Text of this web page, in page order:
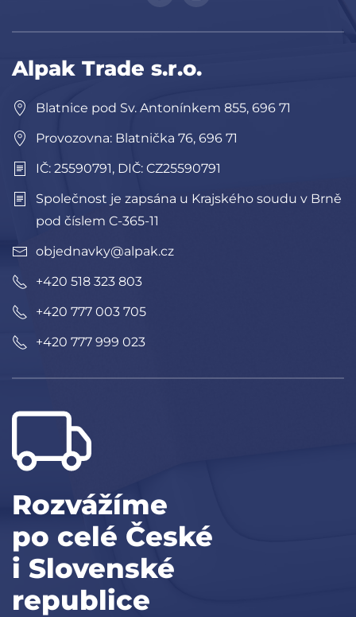
Alpak Trade s.r.o.
Blatnice pod Sv. Antonínkem 855, 696 71
Provozovna: Blatnička 76, 696 71
IČ: 25590791, DIČ: CZ25590791
Společnost je zapsána u Krajského soudu v Brně
pod číslem C-365-11
objednavky@alpak.cz
+420 518 323 803
+420 777 003 705
+420 777 999 023
Rozvážíme
po celé České
i Slovenské
republice